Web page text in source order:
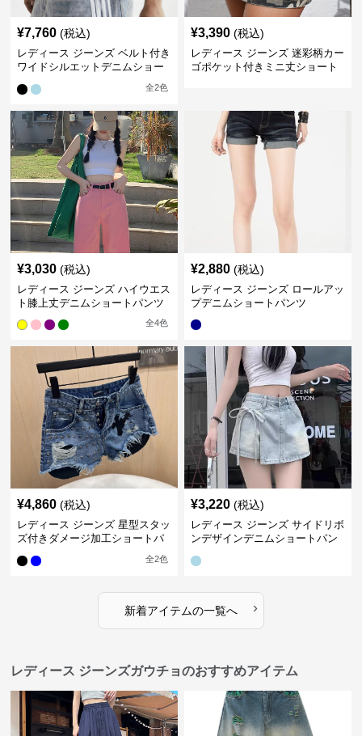
¥7,760 (税込)
レディース ジーンズ ベルト付き
ワイドシルエットデニムショー
全2色
¥3,390 (税込)
レディース ジーンズ 迷彩柄カー
ゴポケット付きミニ丈ショート
¥3,030 (税込)
レディース ジーンズ ハイウエス
ト膝上丈デニムショートパンツ
全4色
¥2,880 (税込)
レディース ジーンズ ロールアッ
プデニムショートパンツ
¥4,860 (税込)
レディース ジーンズ 星型スタッ
ズ付きダメージ加工ショートパ
全2色
¥3,220 (税込)
レディース ジーンズ サイドリボ
ンデザインデニムショートパン
新着アイテムの一覧へ ›
レディース ジーンズガウチョのおすすめアイテム